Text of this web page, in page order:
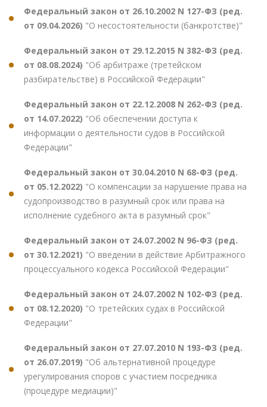
Федеральный закон от 26.10.2002 N 127-ФЗ (ред.
от 09.04.2026) "О несостоятельности (банкротстве)"
Федеральный закон от 29.12.2015 N 382-ФЗ (ред.
от 08.08.2024) "Об арбитраже (третейском
разбирательстве) в Российской Федерации"
Федеральный закон от 22.12.2008 N 262-ФЗ (ред.
от 14.07.2022) "Об обеспечении доступа к
информации о деятельности судов в Российской
Федерации"
Федеральный закон от 30.04.2010 N 68-ФЗ (ред.
от 05.12.2022) "О компенсации за нарушение права на
судопроизводство в разумный срок или права на
исполнение судебного акта в разумный срок"
Федеральный закон от 24.07.2002 N 96-ФЗ (ред.
от 30.12.2021) "О введении в действие Арбитражного
процессуального кодекса Российской Федерации"
Федеральный закон от 24.07.2002 N 102-ФЗ (ред.
от 08.12.2020) "О третейских судах в Российской
Федерации"
Федеральный закон от 27.07.2010 N 193-ФЗ (ред.
от 26.07.2019) "Об альтернативной процедуре
урегулирования споров с участием посредника
(процедуре медиации)"